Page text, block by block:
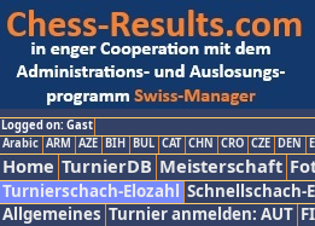
Logged on: Gast
Arabic ARM AZE BIH BUL CAT CHN CRO CZE DEN
Home TurnierDB Meisterschaft
Turnierschach-Elozahl Schnellschach-
Allgemeines Turnier anmelden: AUT